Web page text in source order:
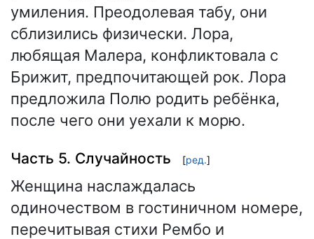
умиления. Преодолевая табу, они
сблизились физически. Лора,
любящая Малера, конфликтовала с
Брижит, предпочитающей рок. Лора
предложила Полю родить ребёнка,
после чего они уехали к морю.
Часть 5. Случайность [ред.]
Женщина наслаждалась
одиночеством в гостиничном номере,
перечитывая стихи Рембо и